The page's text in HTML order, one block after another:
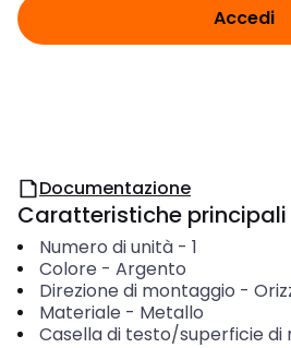
Accedi
Documentazione
Caratteristiche principali
Numero di unità- 1
Colore - Argento
Direzione di montaggio -
Materiale - Metallo
Casella di testo/superficie